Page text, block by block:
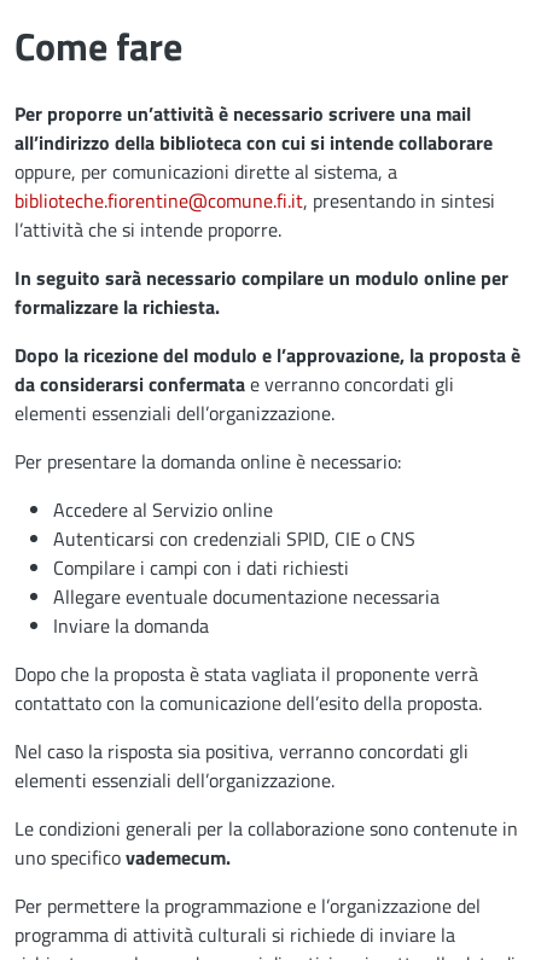
Come fare
Per proporre un’attività è necessario scrivere una mail
all’indirizzo della biblioteca con cui si intende collaborare
oppure, per comunicazioni dirette al sistema, a
biblioteche.fiorentine@comune.fi.it, presentando in sintesi
l’attività che si intende proporre.
In seguito sarà necessario compilare un modulo online per
formalizzare la richiesta.
Dopo la ricezione del modulo e l’approvazione, la proposta è
da considerarsi confermatae verranno concordati gli
elementi essenziali dell’organizzazione.
Per presentare la domanda online è necessario:
Accedere al Servizio online
Autenticarsi con credenziali SPID, CIE o CNS
Compilare i campi con i dati richiesti
Allegare eventuale documentazione necessaria
Inviare la domanda
Dopo che la proposta è stata vagliata il proponente verrà
contattato con la comunicazione dell’esito della proposta.
Nel caso la risposta sia positiva, verranno concordati gli
elementi essenziali dell’organizzazione.
Le condizioni generali per la collaborazione sono contenute in
uno specificovademecum.
Per permettere la programmazione e l’organizzazione del
programma di attività culturali si richiede di inviare la